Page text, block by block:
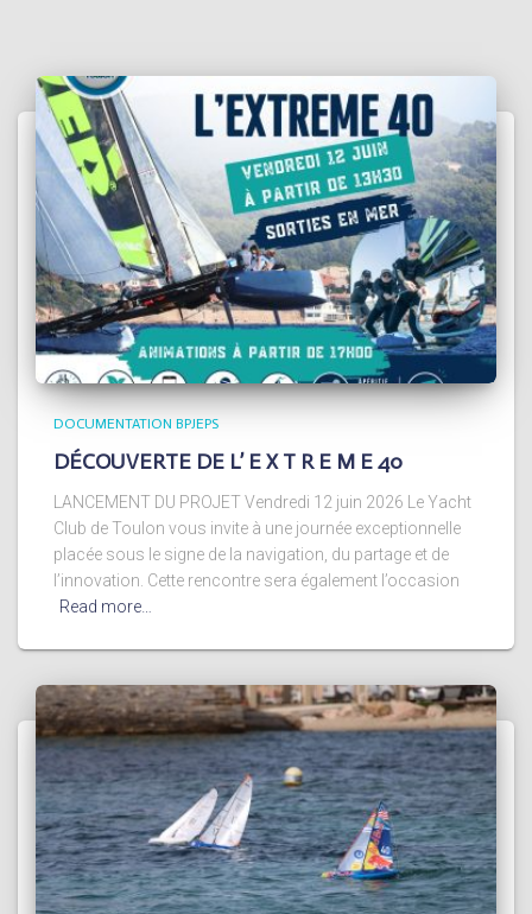
DOCUMENTATION BPJEPS
DÉCOUVERTE DE L’ E X T R E M E 40
LANCEMENT DU PROJET Vendredi 12 juin 2026 Le Yacht
Club de Toulon vous invite à une journée exceptionnelle
placée sous le signe de la navigation, du partage et de
l’innovation. Cette rencontre sera également l’occasion
Read more…